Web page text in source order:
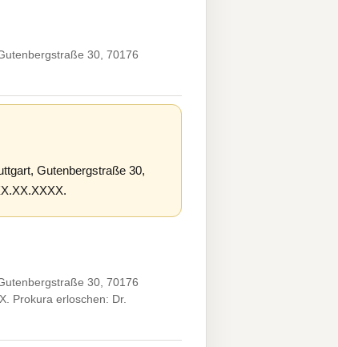
30, 70176
Gutenbergstraße 30,
30, 70176
Prokura erloschen: Dr.